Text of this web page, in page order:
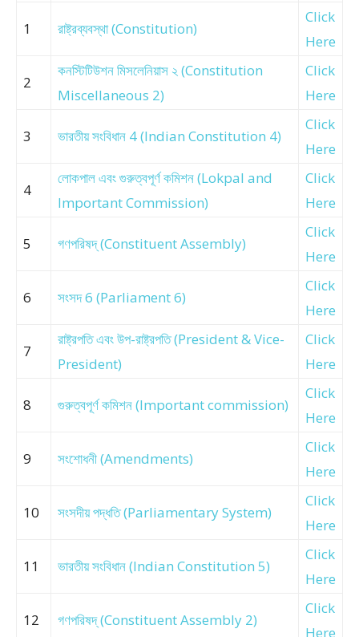
1 রাষ্ট্রব্যবস্থা (Constitution)
Click
Here
2
কনস্টিটিউশন মিসলেনিয়াস ২ (Constitution
Miscellaneous 2)
Click
Here
3 ভারতীয় সংবিধান 4 (Indian Constitution 4)
Click
Here
4
লোকপাল এবং গুরুত্বপূর্ণ কমিশন (Lokpal and
Important Commission)
Click
Here
5 গণপরিষদ্ (Constituent Assembly)
Click
Here
6 সংসদ 6 (Parliament 6)
Click
Here
7
রাষ্ট্রপতি এবং উপ-রাষ্ট্রপতি (President & Vice-
President)
Click
Here
8 গুরুত্বপূর্ণ কমিশন (Important commission)
Click
Here
9 সংশোধনী (Amendments)
Click
Here
10 সংসদীয় পদ্ধতি (Parliamentary System)
Click
Here
11 ভারতীয় সংবিধান (Indian Constitution 5)
Click
Here
12 গণপরিষদ্ (Constituent Assembly 2)
Click
Here